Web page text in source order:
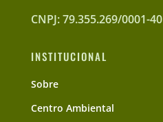
CNPJ: 79.355.269/0001-40
INSTITUCIONAL
Sobre
Centro Ambiental